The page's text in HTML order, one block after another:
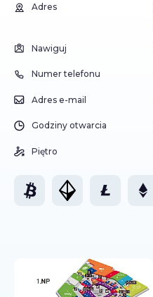
Adres
Nawiguj
Numer telefonu
Adres e-mail
Godziny otwarcia
Piętro